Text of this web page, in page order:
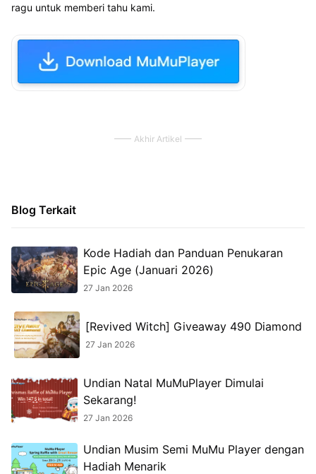
ragu untuk memberi tahu kami.
Akhir Artikel
Blog Terkait
Kode Hadiah dan Panduan Penukaran
Epic Age (Januari 2026)
27 Jan 2026
[Revived Witch] Giveaway 490 Diamond
27 Jan 2026
Undian Natal MuMuPlayer Dimulai
Sekarang!
27 Jan 2026
Undian Musim Semi MuMu Player dengan
Hadiah Menarik